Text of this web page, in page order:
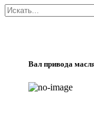
Вал привода